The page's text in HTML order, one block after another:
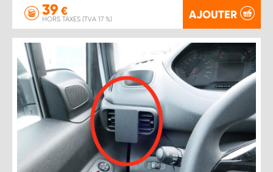
39 €
HORS TAXES (TVA 17 %) AJOUTER